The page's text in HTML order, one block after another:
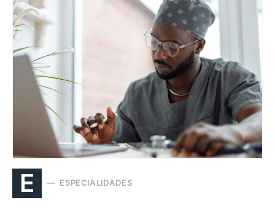
E ESPECIALIDADES